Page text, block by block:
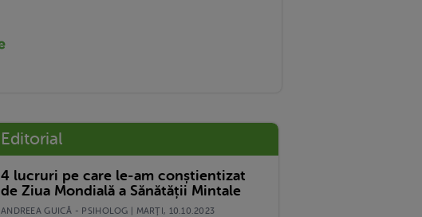
Editorial
4 lucruri pe care le-am conștientizat
de Ziua Mondială a Sănătății Mintale
ANDREEA GUICĂ - PSIHOLOG | MARŢI, 10.10.2023